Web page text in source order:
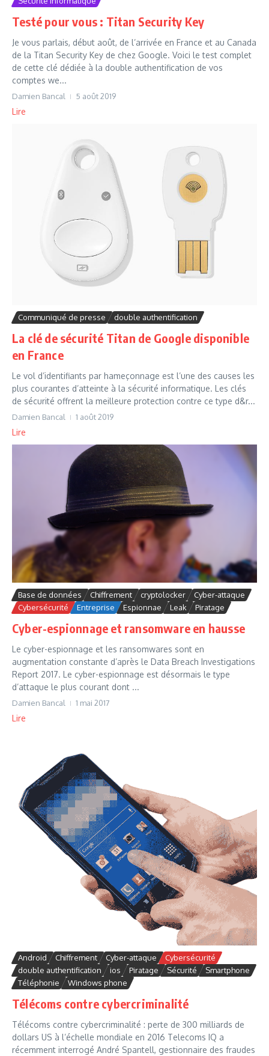
Testé pour vous : Titan Security Key
Je vous parlais, début août, de l’arrivée en France et au Canada
de la Titan Security Key de chez Google. Voici le test complet
de cette clé dédiée à la double authentification de vos
comptes we...
Damien Bancal 5 août 2019
Lire
Communiqué de presse double authentification
La clé de sécurité Titan de Google disponible
en France
Le vol d’identifiants par hameçonnage est l’une des causes les
plus courantes d’atteinte à la sécurité informatique. Les clés
de sécurité offrent la meilleure protection contre ce type d&r...
Damien Bancal 1 août 2019
Lire
Base de données Chiffrement cryptolocker
Cyber-attaque
Cybersécurité
Entreprise Espionnae Leak Piratage
Cyber-espionnage et ransomware en hausse
Le cyber-espionnage et les ransomwares sont en
augmentation constante d’après le Data Breach Investigations
Report 2017. Le cyber-espionnage est désormais le type
d’attaque le plus courant dont ...
Damien Bancal 1 mai 2017
Lire
Android Chiffrement Cyber-attaque
Cybersécurité
double authentification
ios Piratage Sécurité
Smartphone
Téléphonie
Windows phone
Télécoms contre cybercriminalité
Télécoms contre cybercriminalité : perte de 300 milliards de
dollars US à l’échelle mondiale en 2016 Telecoms IQ a
récemment interrogé André Spantell, gestionnaire des fraudes